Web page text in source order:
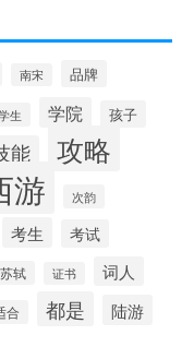
南宋 品牌
生 学院 孩子
能 攻略
游 次韵
考生 考试
苏轼 证书 词人
合 都是 陆游